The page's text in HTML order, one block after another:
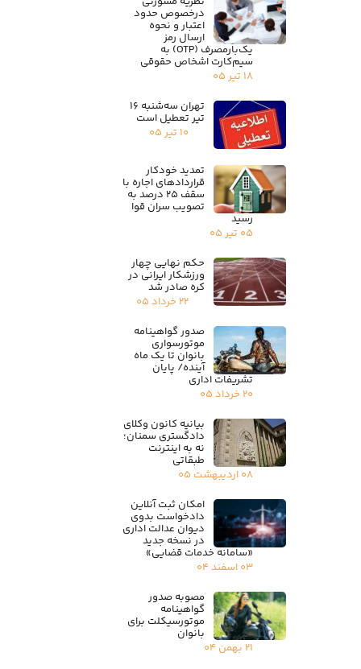
درخصوص حدود
اعتبار و نحوه
ارسال رمز
یک‌بارمصرف (OTP) به
سیم‌کارت اشخاص حقوقی
۱۸ تیر ۰۵
تهران سه‌شنبه ۱۶
تیر تعطیل است
۱۰ تیر ۰۵
تمدید خودکار
قراردادهای اجاره با
سقف ۲۵ درصد به
تصویب سران قوا
رسید
۰۵ تیر ۰۵
حکم نهایی چهار
ورزشکار ایرانی در
کره صادر شد
۲۲ خرداد ۰۵
صدور گواهینامه
موتورسواری
بانوان تا یک ماه
آینده/ پایان
تشریفات اداری
۲۰ خرداد ۰۵
بیانیه کانون وکلای
دادگستری سمنان؛
نه به اینترنت
طبقاتی
۰۸ اردیبهشت ۰۵
امکان ثبت آنلاین
دادخواست بدوی
دیوان عدالت اداری
در نسخه جدید
«سامانه خدمات قضایی»
۰۳ اسفند ۰۴
مصوبه صدور
گواهینامه
موتورسیکلت برای
بانوان
۲۱ بهمن ۰۴